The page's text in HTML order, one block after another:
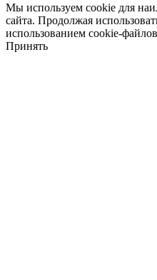
Мы используем cookie для
сайта. Продолжая
использованием cookie-
Принять